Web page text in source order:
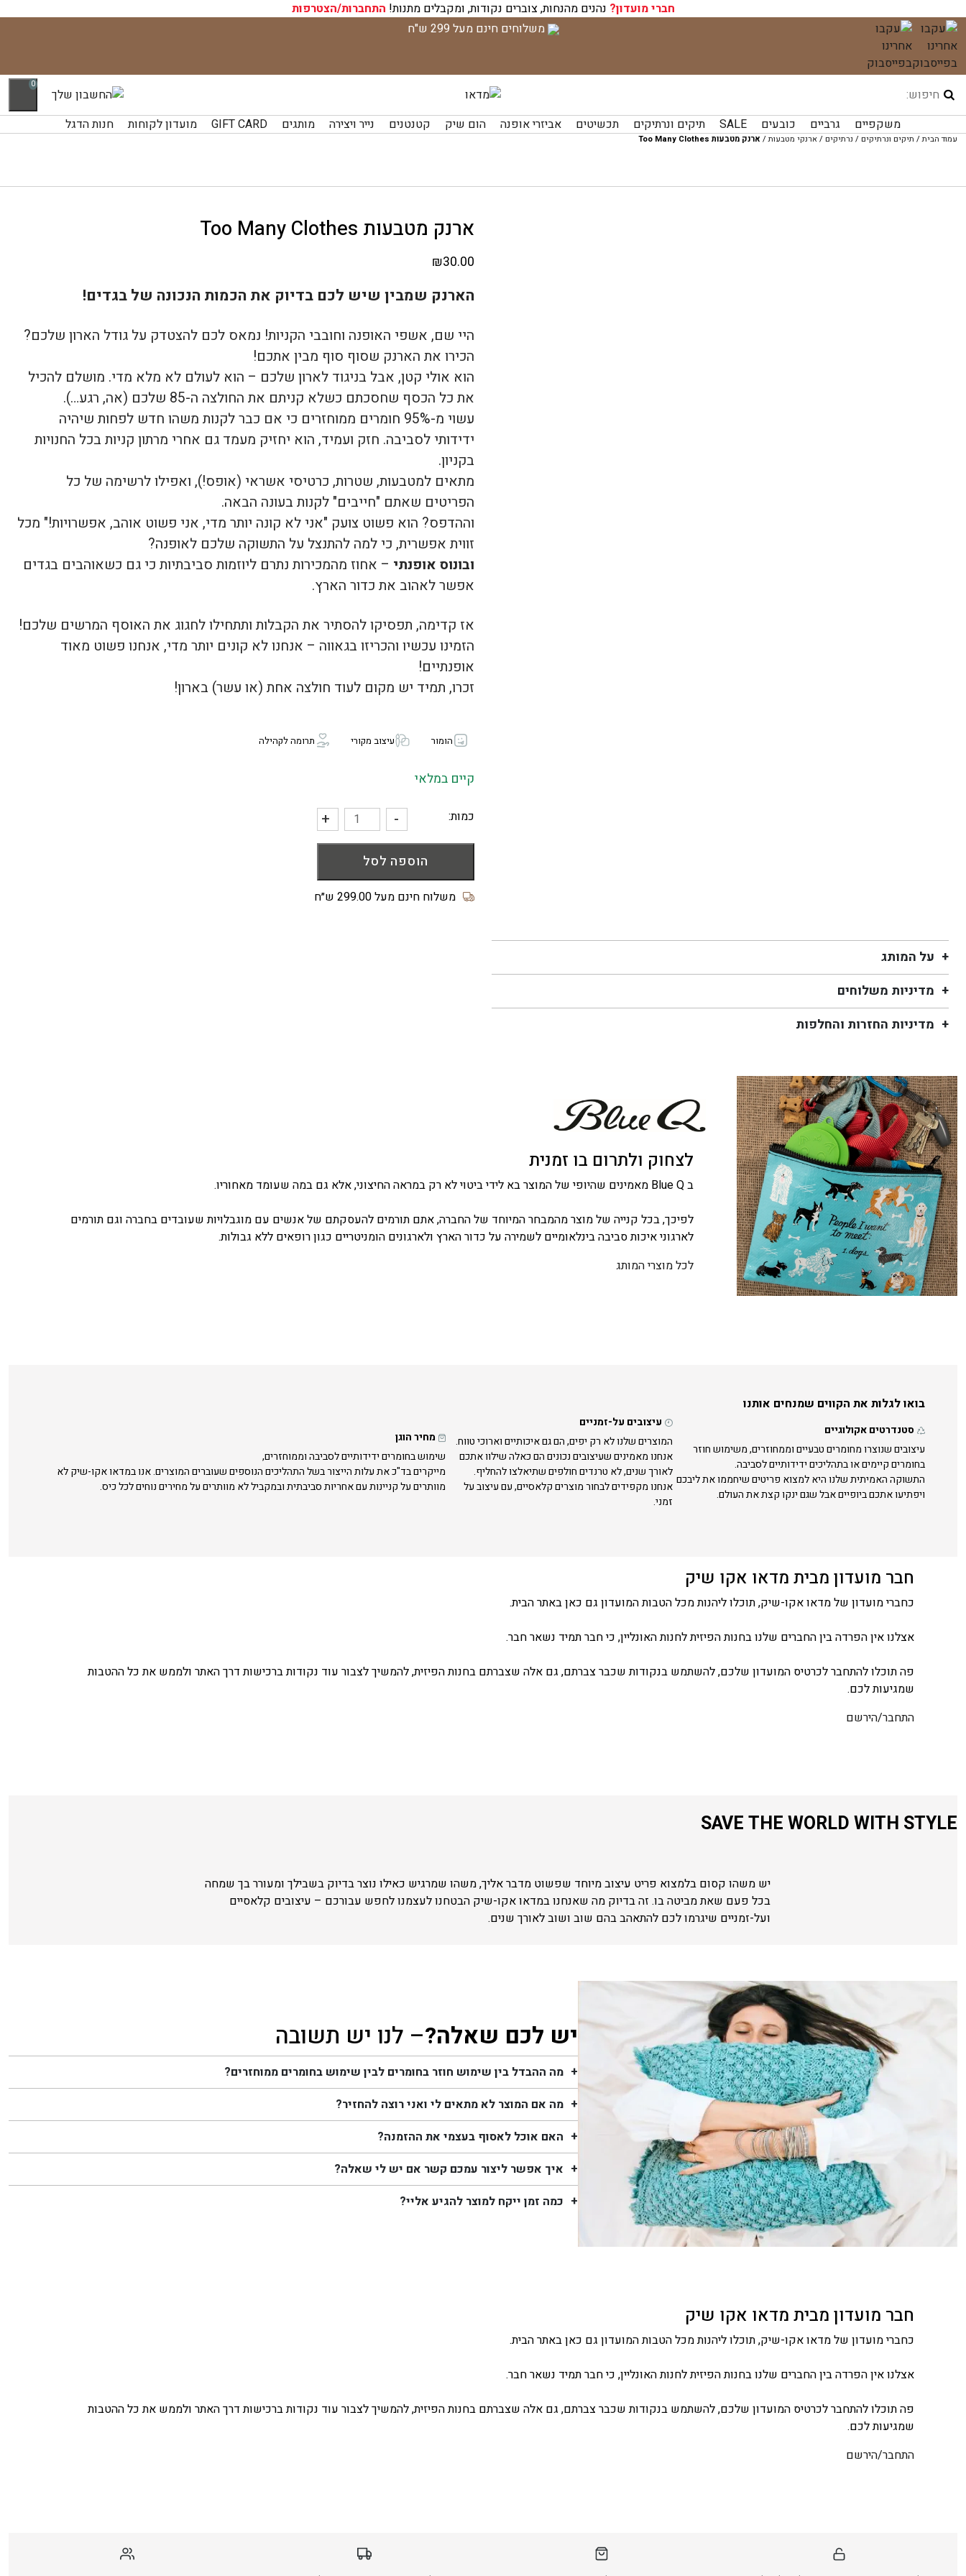
חברי מועדון? נהנים מהנחות, צוברים נקודות, ומקבלים מתנות! התחברות/הצטרפות
דלג
לתוכן
משלוחים חינם מעל 299 ש"ח
0
משקפיים גרביים כובעים SALE תיקים ונרתיקים תכשיטים אביזרי אופנה הום שיק קטנטנים נייר ויצירה מותגים GIFT CARD מועדון לקוחות חנות הדגל
עמוד הבית/ תיקים ונרתיקים / נרתיקים /ארנקי מטבעות/ ארנק מטבעות Too Many Clothes
ארנק מטבעות Too Many Clothes
₪30.00
הארנק שמבין שיש לכם בדיוק את הכמות הנכונה של בגדים!
היי שם, אשפי האופנה וחובבי הקניות! נמאס לכם להצטדק על גודל הארון שלכם?
הכירו את הארנק שסוף סוף מבין אתכם!
הוא אולי קטן, אבל בניגוד לארון שלכם – הוא לעולם לא מלא מדי. מושלם להכיל
את כל הכסף שחסכתם כשלא קניתם את החולצה ה-85 שלכם (אה, רגע…).
עשוי מ-95% חומרים ממוחזרים כי אם כבר לקנות משהו חדש לפחות שיהיה
ידידותי לסביבה. חזק ועמיד, הוא יחזיק מעמד גם אחרי מרתון קניות בכל החנויות
בקניון.
מתאים למטבעות, שטרות, כרטיסי אשראי (אופס!), ואפילו לרשימה של כל
הפריטים שאתם "חייבים" לקנות בעונה הבאה.
וההדפס? הוא פשוט צועק "אני לא קונה יותר מדי, אני פשוט אוהב, אפשרויות!" מכל
זווית אפשרית, כי למה להתנצל על התשוקה שלכם לאופנה?
ובונוס אופנתי – אחוז מהמכירות נתרם ליוזמות סביבתיות כי גם כשאוהבים בגדים
אפשר לאהוב את כדור הארץ.
אז קדימה, תפסיקו להסתיר את הקבלות ותתחילו לחגוג את האוסף המרשים שלכם!
הזמינו עכשיו והכריזו בגאווה – אנחנו לא קונים יותר מדי, אנחנו פשוט מאוד
אופנתיים!
זכרו, תמיד יש מקום לעוד חולצה אחת (או עשר) בארון!
הומור עיצוב מקורי תרומה לקהילה
קיים במלאי
כמות:
כמות
של
ארנק
מטבעות
Too
-
+
הוספה לסל
משלוח חינם מעל 299.00 ש״ח
על המותג
מדיניות משלוחים
מדיניות החזרות והחלפות
לצחוק ולתרום בו זמנית
ב Blue Q מאמינים שהיופי של המוצר בא לידי ביטוי לא רק במראה החיצוני, אלא גם במה שעומד מאחוריו.
לפיכך, בכל קנייה של מוצר מהמבחר המיוחד של החברה, אתם תורמים להעסקתם של אנשים עם מוגבלויות שעובדים בחברה וגם תורמים
לארגוני איכות סביבה בינלאומיים לשמירה על כדור הארץ ולארגונים הומניטריים כגון רופאים ללא גבולות.
לכל מוצרי המותג
בואו לגלות את הקווים שמנחים אותנו
סטנדרטים אקולוגיים
עיצובים שנוצרו מחומרים טבעיים וממחוזרים, משימוש חוזר
בחומרים קיימים או בתהליכים ידידותיים לסביבה.
התשוקה האמיתית שלנו היא למצוא פריטים שיחממו את ליבכם
ויפתיעו אתכם ביופיים אבל שגם ינקו קצת את העולם.
עיצובים על-זמניים
המוצרים שלנו לא רק יפים, הם גם איכותיים וארוכי טווח.
אנחנו מאמינים שעיצובים נכונים הם כאלה שילוו אתכם
לאורך שנים, לא טרנדים חולפים שתיאלצו להחליף.
אנחנו מקפידים לבחור מוצרים קלאסיים, עם עיצוב על
זמני.
מחיר הוגן
שימוש בחומרים ידידותיים לסביבה וממוחזרים,
מייקרים בד"כ את עלות הייצור בשל התהליכים הנוספים שעוברים המוצרים. אנו במדאו אקו-שיק לא
מוותרים על קניינות עם אחריות סביבתית ובמקביל לא מוותרים על מחירים נוחים לכל כיס.
חבר מועדון מבית מדאו אקו שיק
כחברי מועדון של מדאו אקו-שיק, תוכלו ליהנות מכל הטבות המועדון גם כאן באתר הבית.
אצלנו אין הפרדה בין החברים שלנו בחנות הפיזית לחנות האונליין, כי חבר תמיד נשאר חבר.
פה תוכלו להתחבר לכרטיס המועדון שלכם, להשתמש בנקודות שכבר צברתם, גם אלה שצברתם בחנות הפיזית, להמשיך לצבור עוד נקודות ברכישות דרך האתר ולממש את כל ההטבות
שמגיעות לכם.
התחבר/הירשם
SAVE THE WORLD WITH STYLE
יש משהו קסום בלמצוא פריט עיצוב מיוחד שפשוט מדבר אליך, משהו שמרגיש כאילו נוצר בדיוק בשבילך ומעורר בך שמחה
בכל פעם שאת מביטה בו. זה בדיוק מה שאנחנו במדאו אקו-שיק הבטחנו לעצמנו לחפש עבורכם – עיצובים קלאסיים
ועל-זמניים שיגרמו לכם להתאהב בהם שוב ושוב לאורך שנים.
יש לכם שאלה?– לנו יש תשובה
מה ההבדל בין שימוש חוזר בחומרים לבין שימוש בחומרים ממוחזרים?
מה אם המוצר לא מתאים לי ואני רוצה להחזיר?
האם אוכל לאסוף בעצמי את ההזמנה?
איך אפשר ליצור עמכם קשר אם יש לי שאלה?
כמה זמן ייקח למוצר להגיע אליי?
חבר מועדון מבית מדאו אקו שיק
כחברי מועדון של מדאו אקו-שיק, תוכלו ליהנות מכל הטבות המועדון גם כאן באתר הבית.
אצלנו אין הפרדה בין החברים שלנו בחנות הפיזית לחנות האונליין, כי חבר תמיד נשאר חבר.
פה תוכלו להתחבר לכרטיס המועדון שלכם, להשתמש בנקודות שכבר צברתם, גם אלה שצברתם בחנות הפיזית, להמשיך לצבור עוד נקודות ברכישות דרך האתר ולממש את כל ההטבות
שמגיעות לכם.
התחבר/הירשם